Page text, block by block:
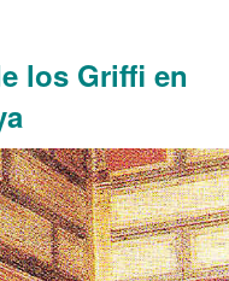
los Griffi en